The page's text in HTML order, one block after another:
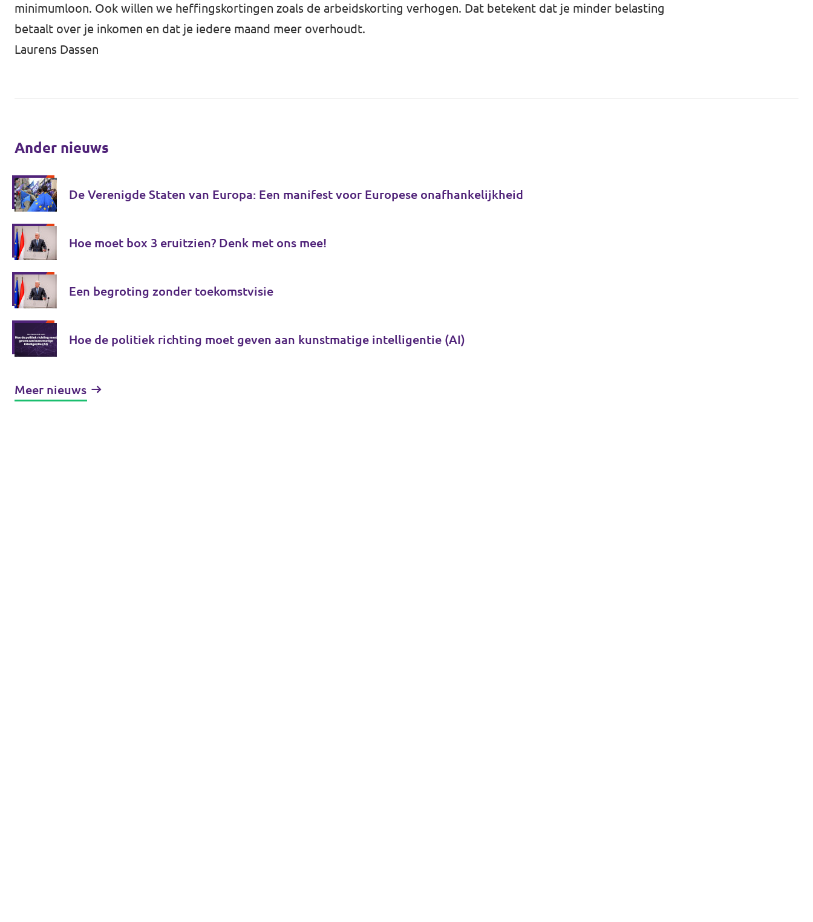
minimumloon. Ook willen we heffingskortingen zoals de arbeidskorting verhogen. Dat betekent dat je minder belasting
betaalt over je inkomen en dat je iedere maand meer overhoudt.
Laurens Dassen
Ander nieuws
De Verenigde Staten van Europa: Een manifest voor Europese onafhankelijkheid
Hoe moet box 3 eruitzien? Denk met ons mee!
Een begroting zonder toekomstvisie
Hoe de politiek richting moet geven aan kunstmatige intelligentie (AI)
Meer nieuws